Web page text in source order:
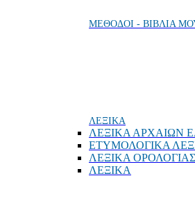
ΜΕΘΟΔΟΙ - ΒΙΒΛΙΑ
ΛΕΞΙΚΑ
ΛΕΞΙΚΑ ΑΡΧΑΙΩΝ
ΕΤΥΜΟΛΟΓΙΚΑ
ΛΕΞΙΚΑ ΟΡΟΛΟΓΙΑΣ
ΛΕΞΙΚΑ